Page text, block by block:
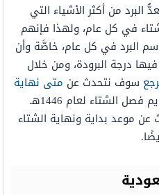
البرد من أكثر الأشياء التي
في كل عام، ولهذا فإنهم
البرد في كل عام، خاصَّة وأن
درجة البرودة، ومن خلال
سوف نتحدث عن متى نهاية
وسنضع تقويم فصل الشتاء لعام 1446هـ
عن موعد بداية ونهاية الشتاء